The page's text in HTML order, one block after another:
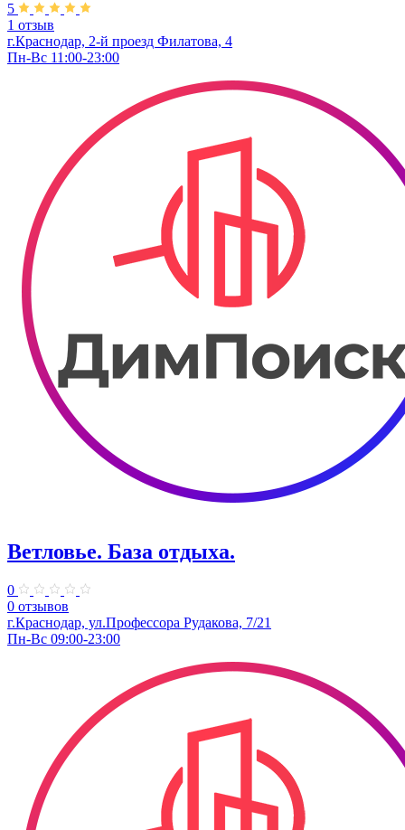
5
1 отзыв
г.Краснодар, 2-й проезд Филатова, 4
Пн-Вс 11:00-23:00
Ветловье. База отдыха.
0
0 отзывов
г.Краснодар, ул.Профессора Рудакова, 7/21
Пн-Вс 09:00-23:00